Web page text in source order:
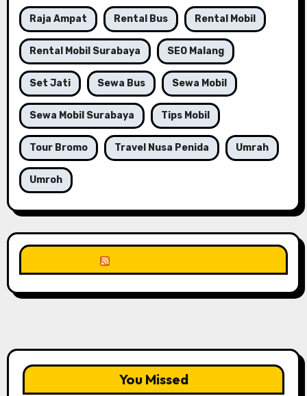
Raja Ampat Rental Bus Rental Mobil
Rental Mobil Surabaya SEO Malang
Set Jati Sewa Bus Sewa Mobil
Sewa Mobil Surabaya Tips Mobil
Tour Bromo Travel Nusa Penida Umrah
Umroh
You Missed